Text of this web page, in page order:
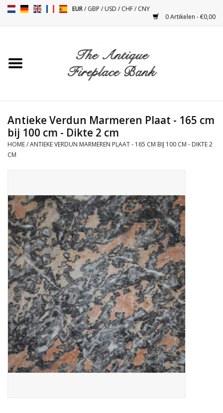
EUR/GBP /USD /CHF/CNY
0 Artikelen - €0,00
Toebehoren
Kacheltjes
Antiquiteiten en Vintage
Objecten
Decoratieve Outdoor
Objecten
Vloeren - Steen, Terra Cotta
& Marmer
Outlet
Tevreden Klanten
Antieke Verdun Marmeren Plaat - 165 cm
bij 100 cm - Dikte 2 cm
HOME/ANTIEKE VERDUN MARMEREN PLAAT - 165 CM BIJ 100 CM - DIKTE 2
CM